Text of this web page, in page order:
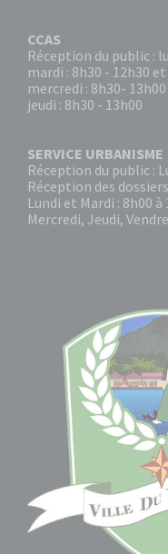
CCAS
Réception du public :
mardi : 8h30 - 12h30
mercredi : 8h30- 13h00
jeudi : 8h30 - 13h00
SERVICE URBANISME
Réception du public :
Réception des
Lundi et Mardi : 8h00
Mercredi, Jeudi,